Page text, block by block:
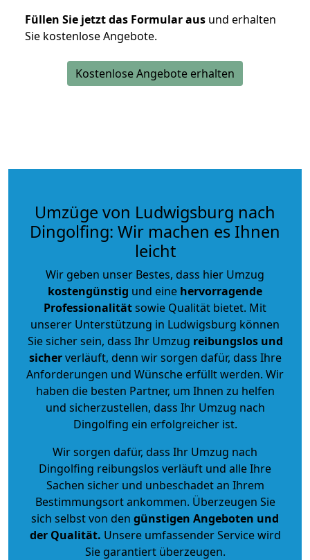
Füllen Sie jetzt das Formular aus und erhalten
Sie kostenlose Angebote.
Kostenlose Angebote erhalten
Umzüge von Ludwigsburg nach
Dingolfing: Wir machen es Ihnen
leicht
Wir geben unser Bestes, dass hier Umzug
kostengünstig und eine hervorragende
Professionalitätsowie Qualität bietet. Mit
unserer Unterstützung in Ludwigsburg können
Sie sicher sein, dass Ihr Umzug reibungslos und
sicherverläuft, denn wir sorgen dafür, dass Ihre
Anforderungen und Wünsche erfüllt werden. Wir
haben die besten Partner, um Ihnen zu helfen
und sicherzustellen, dass Ihr Umzug nach
Dingolfing ein erfolgreicher ist.
Wir sorgen dafür, dass Ihr Umzug nach
Dingolfing reibungslos verläuft und alle Ihre
Sachen sicher und unbeschadet an Ihrem
Bestimmungsort ankommen. Überzeugen Sie
sich selbst von den günstigen Angeboten und
der Qualität. Unsere umfassender Service wird
Sie garantiert überzeugen.